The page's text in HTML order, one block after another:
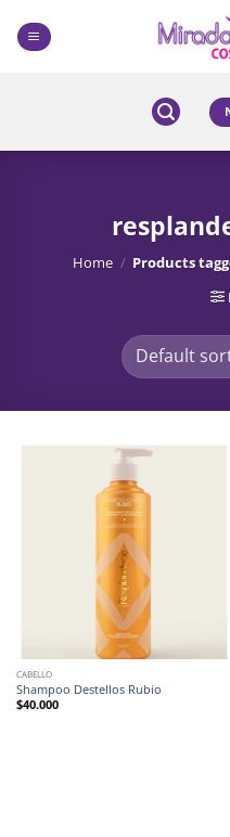
content
Home / Products
CABELLO
Shampoo Destellos Rubio
$40.000